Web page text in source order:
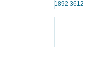
1892 3612